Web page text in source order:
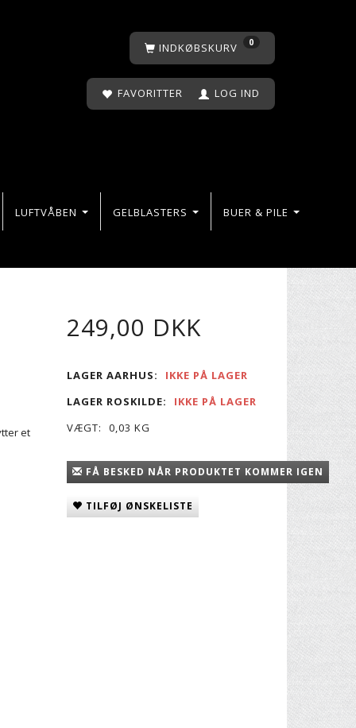
INDKØBSKURV 0
FAVORITTER LOG IND
LUFTVÅBEN GELBLASTERS BUER & PILE
et
249,00 DKK
LAGER AARHUS:
IKKE PÅ LAGER
LAGER ROSKILDE:
IKKE PÅ LAGER
VÆGT:
0,03 KG
FÅ BESKED NÅR PRODUKTET KOMMER IGEN
TILFØJ ØNSKELISTE